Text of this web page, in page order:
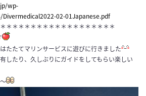
wp-
02-01Japanese.pdf
＊＊＊＊＊＊＊＊＊＊＊＊＊＊＊＊＊＊
たたてマリンサービスに遊びに行きました
したり、久しぶりにガイドをしてもらい楽しい